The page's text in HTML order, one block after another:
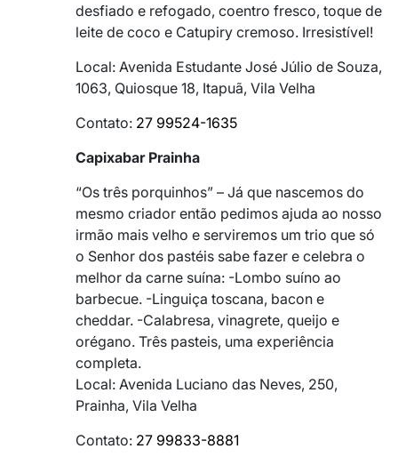
desfiado e refogado, coentro fresco, toque de
leite de coco e Catupiry cremoso. Irresistível!
Local: Avenida Estudante José Júlio de Souza,
1063, Quiosque 18, Itapuã, Vila Velha
Contato: 27 99524-1635
Capixabar Prainha
“Os três porquinhos” – Já que nascemos do
mesmo criador então pedimos ajuda ao nosso
irmão mais velho e serviremos um trio que só
o Senhor dos pastéis sabe fazer e celebra o
melhor da carne suína: -Lombo suíno ao
barbecue. -Linguiça toscana, bacon e
cheddar. -Calabresa, vinagrete, queijo e
orégano. Três pasteis, uma experiência
completa.
Local: Avenida Luciano das Neves, 250,
Prainha, Vila Velha
Contato: 27 99833-8881